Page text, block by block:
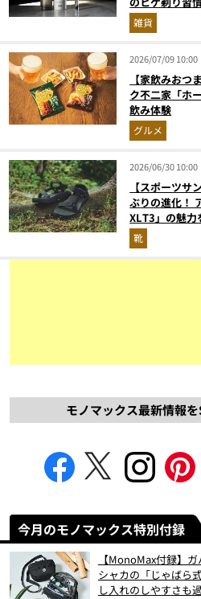
雑貨
2026/07/09 10:00
【家飲みおつ
ク不二家「ホ
飲み体験
グルメ
2026/06/30 10:00
【スポーツサ
ぶりの進化！
XLT3」の魅力
解説！
靴
モノマックス最新情報を
今月のモノマックス特別付録
【MonoMax付録】
シャカの「じゃばら
し入れのしやすさも